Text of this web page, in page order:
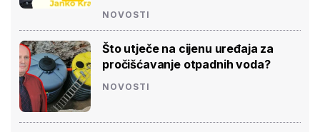
NOVOSTI
Što utječe na cijenu uređaja za
pročišćavanje otpadnih voda?
NOVOSTI